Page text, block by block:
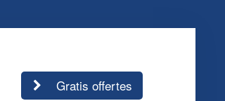
Gratis offertes